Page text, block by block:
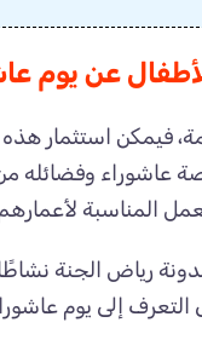
عن يوم
فيمكن استثمار
عاشوراء وفضائله
المناسبة
رياض الجنة
التعرف إلى يوم